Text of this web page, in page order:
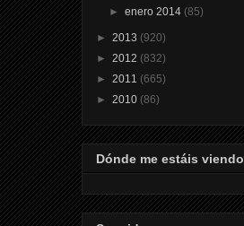
►enero 2014 (85)
► 2013 (920)
► 2012 (832)
► 2011 (665)
► 2010 (86)
Dónde me estáis viendo